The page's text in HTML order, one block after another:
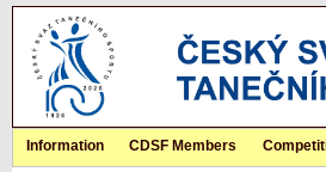
Information CDSF Members